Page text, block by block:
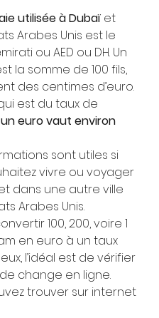
utilisée à Dubaï et
Arabes Unis est le
ou AED ou DH. Un
la somme de 100 fils,
des centimes d’euro.
est du taux de
un euro vaut environ
sont utiles si
vivre ou voyager
dans une autre ville
Arabes Unis.
100, 200, voire 1
en euro à un taux
l’idéal est de vérifier
change en ligne.
trouver sur internet